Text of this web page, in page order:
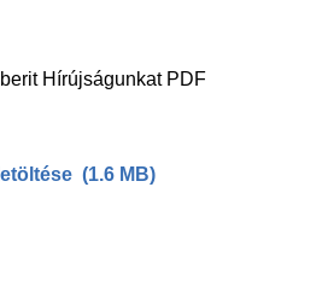
Hírújságunkat PDF
(1.6 MB)